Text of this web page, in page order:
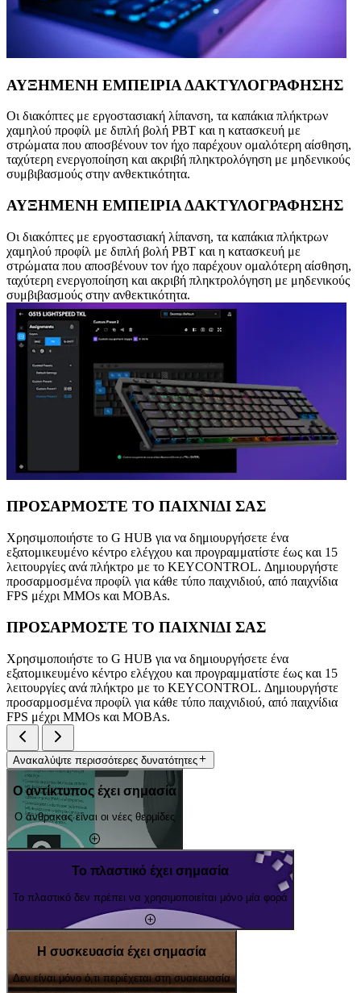
ΑΥΞΗΜΕΝΗ ΕΜΠΕΙΡΙΑ ΔΑΚΤΥΛΟΓΡΑΦΗΣΗΣ
Οι διακόπτες με εργοστασιακή λίπανση, τα καπάκια πλήκτρων
χαμηλού προφίλ με διπλή βολή PBT και η κατασκευή με
στρώματα που αποσβένουν τον ήχο παρέχουν ομαλότερη αίσθηση,
ταχύτερη ενεργοποίηση και ακριβή πληκτρολόγηση με μηδενικούς
συμβιβασμούς στην ανθεκτικότητα.
ΑΥΞΗΜΕΝΗ ΕΜΠΕΙΡΙΑ ΔΑΚΤΥΛΟΓΡΑΦΗΣΗΣ
Οι διακόπτες με εργοστασιακή λίπανση, τα καπάκια πλήκτρων
χαμηλού προφίλ με διπλή βολή PBT και η κατασκευή με
στρώματα που αποσβένουν τον ήχο παρέχουν ομαλότερη αίσθηση,
ταχύτερη ενεργοποίηση και ακριβή πληκτρολόγηση με μηδενικούς
συμβιβασμούς στην ανθεκτικότητα.
ΠΡΟΣΑΡΜΟΣΤΕ ΤΟ ΠΑΙΧΝΙΔΙ ΣΑΣ
Χρησιμοποιήστε το G HUB για να δημιουργήσετε ένα
εξατομικευμένο κέντρο ελέγχου και προγραμματίστε έως και 15
λειτουργίες ανά πλήκτρο με το KEYCONTROL. Δημιουργήστε
προσαρμοσμένα προφίλ για κάθε τύπο παιχνιδιού, από παιχνίδια
FPS μέχρι MMOs και MOBAs.
ΠΡΟΣΑΡΜΟΣΤΕ ΤΟ ΠΑΙΧΝΙΔΙ ΣΑΣ
Χρησιμοποιήστε το G HUB για να δημιουργήσετε ένα
εξατομικευμένο κέντρο ελέγχου και προγραμματίστε έως και 15
λειτουργίες ανά πλήκτρο με το KEYCONTROL. Δημιουργήστε
προσαρμοσμένα προφίλ για κάθε τύπο παιχνιδιού, από παιχνίδια
FPS μέχρι MMOs και MOBAs.
Ανακαλύψτε περισσότερες δυνατότητες
Ο αντίκτυπος έχει σημασία
Ο άνθρακας είναι οι νέες θερμίδες
Το πλαστικό έχει σημασία
Το πλαστικό δεν πρέπει να χρησιμοποιείται μόνο μία φορά
Η συσκευασία έχει σημασία
Δεν είναι μόνο ό,τι περιέχεται στη συσκευασία